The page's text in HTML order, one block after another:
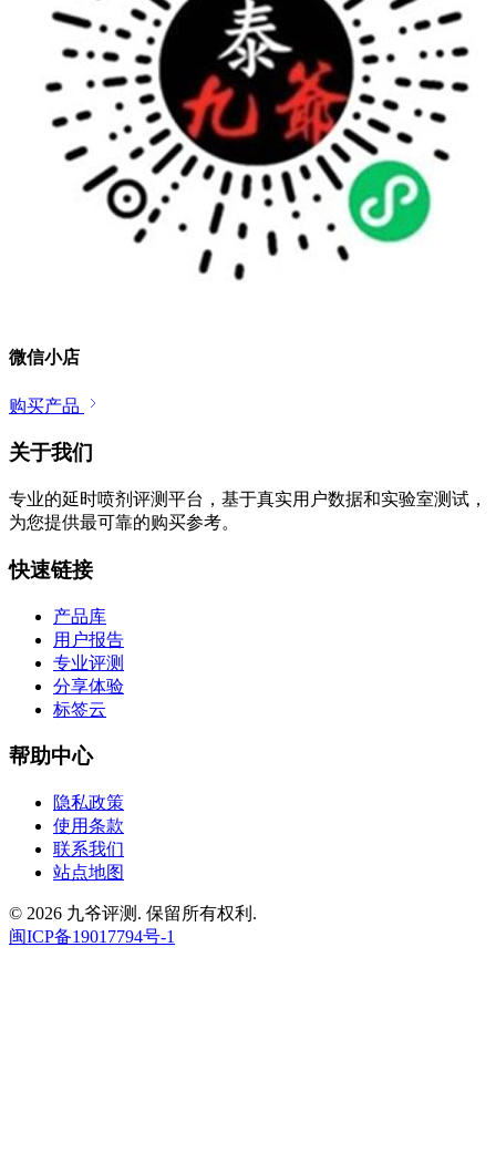
微信小店
购买产品
关于我们
专业的延时喷剂评测平台，基于真实用户数据和实验室测试，
为您提供最可靠的购买参考。
快速链接
产品库
用户报告
专业评测
分享体验
标签云
帮助中心
隐私政策
使用条款
联系我们
站点地图
© 2026 九爷评测. 保留所有权利.
闽ICP备19017794号-1